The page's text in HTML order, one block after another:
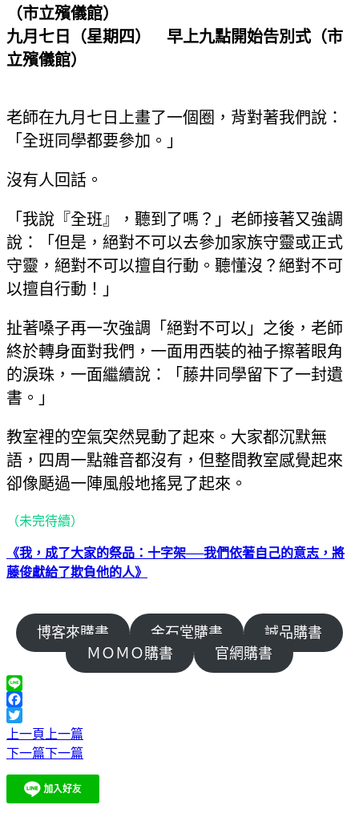
（市立殯儀館）
九月七日（星期四） 早上九點開始告別式（市
立殯儀館）
老師在九月七日上畫了一個圈，背對著我們說：
「全班同學都要參加。」
沒有人回話。
「我說『全班』，聽到了嗎？」老師接著又強調
說：「但是，絕對不可以去參加家族守靈或正式
守靈，絕對不可以擅自行動。聽懂沒？絕對不可
以擅自行動！」
扯著嗓子再一次強調「絕對不可以」之後，老師
終於轉身面對我們，一面用西裝的袖子擦著眼角
的淚珠，一面繼續說：「藤井同學留下了一封遺
書。」
教室裡的空氣突然晃動了起來。大家都沉默無
語，四周一點雜音都沒有，但整間教室感覺起來
卻像颳過一陣風般地搖晃了起來。
（未完待續）
《我，成了大家的祭品：十字架──我們依著自己的意志，將
藤俊獻給了欺負他的人》
博客來購書 金石堂購書
誠品購書
ＭＯＭＯ購書
官網購書
Line
Facebook
Twitter
上一頁 上一篇
下一篇下一篇